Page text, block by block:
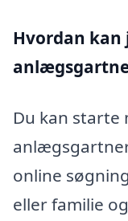
Hvordan kan
Du kan starte
online
eller familie